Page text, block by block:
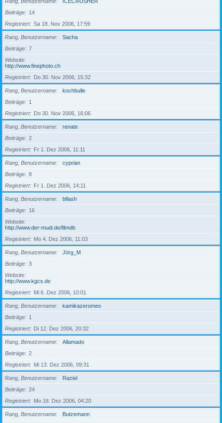
Beiträge
14
Registriert
Sa 18. Nov 2006, 17:59
Rang, Benutzername
Sacha
Beiträge
7
Website
http://www.finephoto.ch
Registriert
Do 30. Nov 2006, 15:32
Rang, Benutzername
kochbulle
Beiträge
1
Registriert
Do 30. Nov 2006, 16:06
Rang, Benutzername
renate
Beiträge
2
Registriert
Fr 1. Dez 2006, 11:11
Rang, Benutzername
cyprian
Beiträge
8
Registriert
Fr 1. Dez 2006, 14:11
Rang, Benutzername
bflash
Beiträge
16
Website
http://www.der-mudi.de/filmdb
Registriert
Mo 4. Dez 2006, 11:03
Rang, Benutzername
Jörg_M
Beiträge
3
Website
http://www.kgcs.de
Registriert
Mi 6. Dez 2006, 10:01
Rang, Benutzername
kamikazeromeo
Beiträge
1
Registriert
Di 12. Dez 2006, 20:32
Rang, Benutzername
Allamado
Beiträge
2
Registriert
Mi 13. Dez 2006, 09:31
Rang, Benutzername
Raziel
Beiträge
24
Registriert
Mo 18. Dez 2006, 04:20
Rang, Benutzername
Butzemann